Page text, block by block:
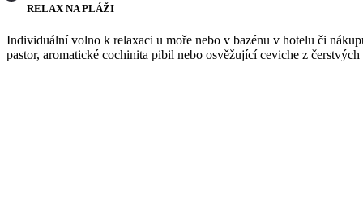
RELAX NA PLÁŽI
Individuální volno k relaxaci u moře nebo v bazénu v hotelu či
pastor, aromatické cochinita pibil nebo osvěžující ceviche z